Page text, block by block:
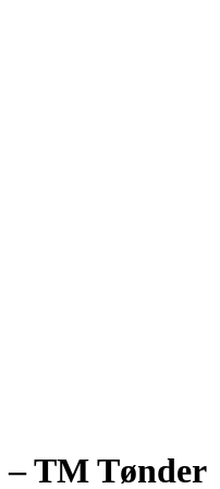
TM Tønder